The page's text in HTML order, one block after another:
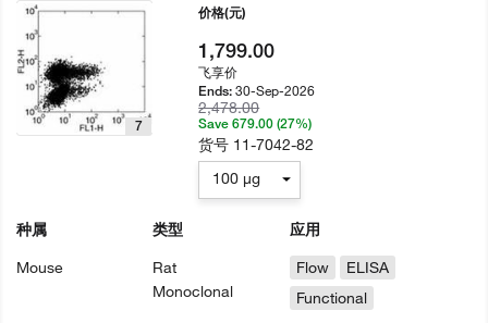
7
种属
Mouse
类型
Rat
Monoclonal
应用
Flow
ELISA
Functional
价格(元)
1,799.00
飞享价
Ends:30-Sep-2026
2,478.00
Save 679.00 (27%)
货号 11-7042-82
100 µg